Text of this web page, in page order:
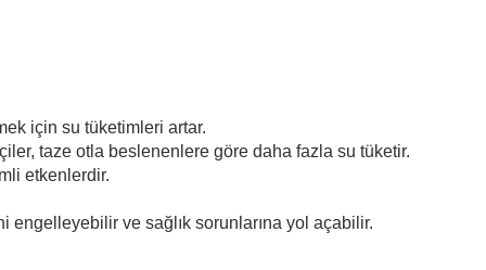
için su tüketimleri artar.
taze otla beslenenlere göre daha fazla su tüketir.
etkenlerdir.
ve sağlık sorunlarına yol açabilir.